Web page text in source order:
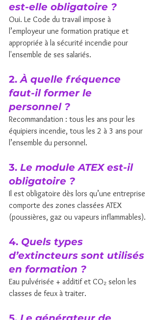
est-elle obligatoire ?
Oui. Le Code du travail impose à
l’employeur une formation pratique et
appropriée à la sécurité incendie pour
l'ensemble de ses salariés.
2. À quelle fréquence
faut-il former le
personnel ?
Recommandation : tous les ans pour les
équipiers incendie, tous les 2 à 3 ans pour
l’ensemble du personnel.
3. Le module ATEX est-il
obligatoire ?
Il est obligatoire dès lors qu’une entreprise
comporte des zones classées ATEX
(poussières, gaz ou vapeurs inflammables).
4. Quels types
d’extincteurs sont utilisés
en formation ?
Eau pulvérisée + additif et CO₂ selon les
classes de feux à traiter.